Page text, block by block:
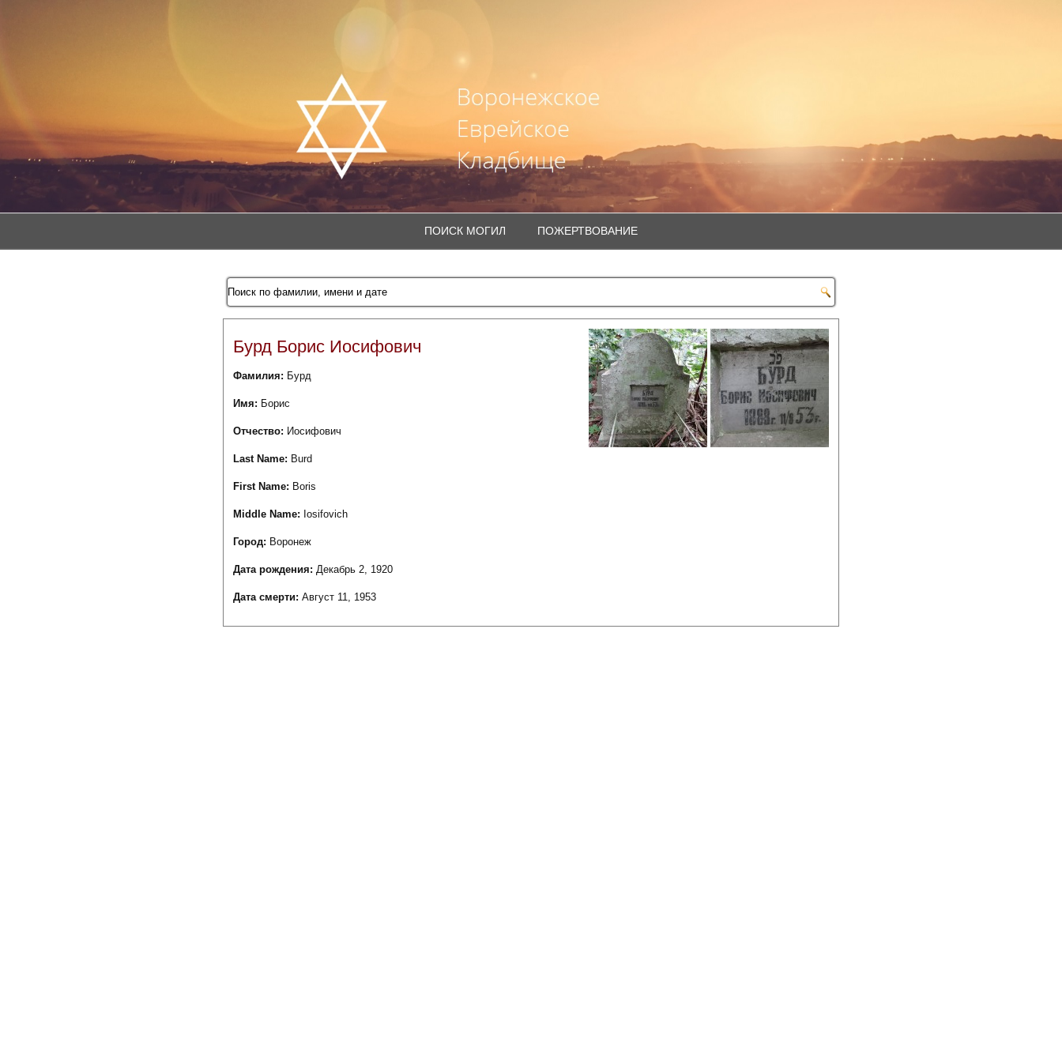
ПОИСК МОГИЛ ПОЖЕРТВОВАНИЕ
Бурд Борис Иосифович
Фамилия: Бурд
Имя: Борис
Отчество: Иосифович
Last Name: Burd
First Name: Boris
Middle Name: Iosifovich
Город: Воронеж
Дата рождения: Декабрь 2, 1920
Дата смерти: Август 11, 1953